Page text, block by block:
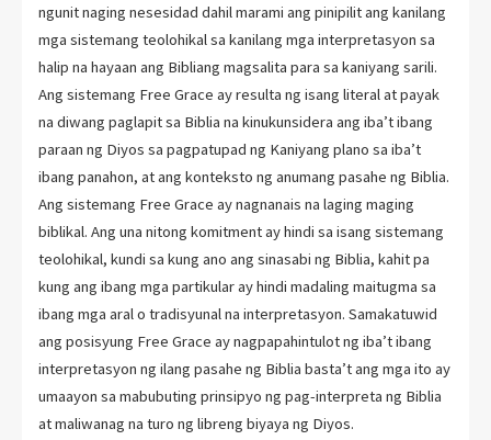
ngunit naging nesesidad dahil marami ang pinipilit ang kanilang
mga sistemang teolohikal sa kanilang mga interpretasyon sa
halip na hayaan ang Bibliang magsalita para sa kaniyang sarili.
Ang sistemang Free Grace ay resulta ng isang literal at payak
na diwang paglapit sa Biblia na kinukunsidera ang iba’t ibang
paraan ng Diyos sa pagpatupad ng Kaniyang plano sa iba’t
ibang panahon, at ang konteksto ng anumang pasahe ng Biblia.
Ang sistemang Free Grace ay nagnanais na laging maging
biblikal. Ang una nitong komitment ay hindi sa isang sistemang
teolohikal, kundi sa kung ano ang sinasabi ng Biblia, kahit pa
kung ang ibang mga partikular ay hindi madaling maitugma sa
ibang mga aral o tradisyunal na interpretasyon. Samakatuwid
ang posisyung Free Grace ay nagpapahintulot ng iba’t ibang
interpretasyon ng ilang pasahe ng Biblia basta’t ang mga ito ay
umaayon sa mabubuting prinsipyo ng pag-interpreta ng Biblia
at maliwanag na turo ng libreng biyaya ng Diyos.